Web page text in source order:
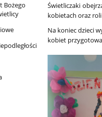
Bożego
Świetliczaki
kobietach oraz
Na koniec dzieci
kobiet